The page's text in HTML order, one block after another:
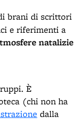
brani di scrittori
e riferimenti a
natalizie
È
(chi non ha
dalla